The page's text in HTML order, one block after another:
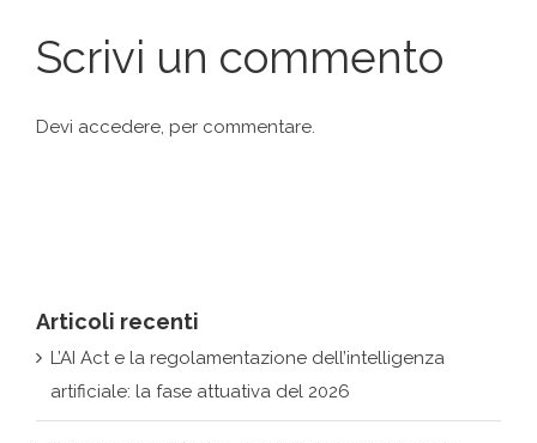
Devi accedere
Intelligenza artificiale, creatività e protezione dei
diritti nell’ecosistema audiovisivo